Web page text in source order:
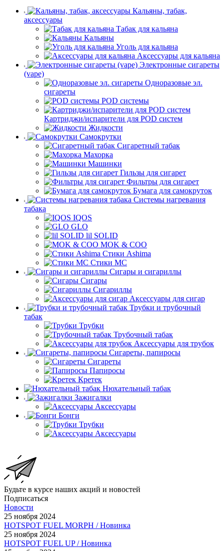
Кальяны, табак,
аксессуары
Табак для кальяна
Кальяны
Уголь для кальяна
Аксессуары для кальяна
Электронные сигареты
(vape)
Одноразовые эл.
сигареты
POD системы
Картриджи/испарители для POD систем
Жидкости
Самокрутки
Сигаретный табак
Махорка
Машинки
Гильзы для сигарет
Фильтры для сигарет
Бумага для самокруток
Системы нагревания
табака
IQOS
GLO
lil SOLID
MOK & COO
Стики Ashima
Стики MC
Сигары и сигариллы
Сигары
Сигариллы
Аксессуары для сигар
Трубки и трубочный
табак
Трубки
Трубочный табак
Аксессуары для трубок
Сигареты, папиросы
Сигареты
Папиросы
Кретек
Нюхательный табак
Зажигалки
Аксессуары
Бонги
Трубки
Аксессуары
Будьте в курсе наших акций и новостей
Подписаться
Новости
25 ноября 2024
HOTSPOT FUEL MORPH / Новинка
25 ноября 2024
HOTSPOT FUEL UP / Новинка